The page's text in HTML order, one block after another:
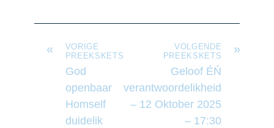
«
VORIGE
PREEKSKETS
God
openbaar
Homself
duidelik
»
VOLGENDE
PREEKSKETS
Geloof ÉŃ
verantwoordelikheid
– 12 Oktober 2025
– 17:30